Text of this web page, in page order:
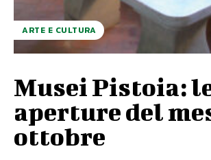
ARTE E CULTURA
Musei Pistoia:
aperture del
ottobre